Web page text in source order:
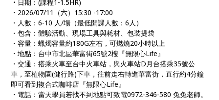
・ 日期：(課程1-1.5HR)
・2026/07/11（六）15:30 -17:00
・人數：6-10 人/場（最低開課人數：6人）
・包含：體驗活動、現場工具與耗材、包裝提袋
・容量：蠟燭容量約180G左右，可燃燒20小時以上
・地點：台中市北區華富街65號2樓『無限心Life』
・交通：搭乘火車至台中火車站，與火車站D月台搭乘35號公
車，至植物園(健行路)下車，往前走右轉進華富街，直行約4分鐘
即可看到複合式咖啡店『無限心Life』
・電話：當天學員若找不到地點可致電0972-346-580 兔兔老師。